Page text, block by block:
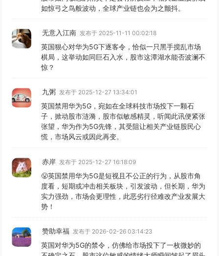
如惊弓之鸟般波动，全球产业链也会为之颤抖。
无意入江南 发布于 2025-11-11 00:02:18
英国狠心对华为5G下逐客令，恰似一只黑手搅乱市场
棋局，这举动如同巨石入水，股市这潭湖水能否波澜不
惊？
九粥 发布于 2025-12-27 13:34:01
英国禁用华为5G，宛如在全球科技市场投下一颗石
子，掀动股市涟漪，股市似敏感精灵，听闻此讯便紧张
张望，华为作为5G先锋，其受阻让相关产业链股民心
慌，市场风云或因此再变。
赤岸 发布于 2025-12-27 16:18:09
😤英国禁用华为5G是短视且不公正的行为，从股市角
度看，短期或冲击相关板块，引发波动，但长期，华为
实力强劲，市场会更理性，此恶劣行径难改产业发展大
势！
赞助幸福 发布于 2026-02-26 03:14:23
英国对华为5G的禁令，仿佛给市场投下了一枚微妙的